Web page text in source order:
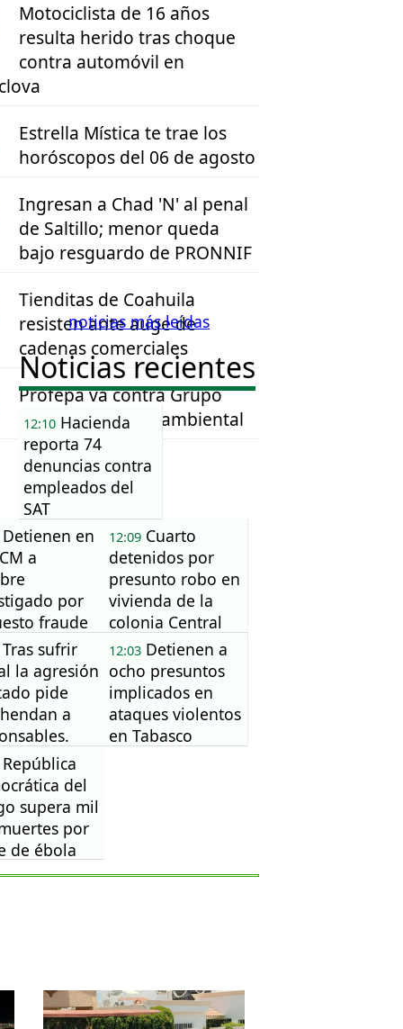
Motociclista de 16 años
resulta herido tras choque
contra automóvil en
Estrella Mística te trae los
horóscopos del 06 de agosto
Ingresan a Chad 'N' al penal
de Saltillo; menor queda
bajo resguardo de PRONNIF
Tienditas de Coahuila
resisten ante auge de
cadenas comerciales
Profepa va contra Grupo
México por daño ambiental
noticias más leídas
Noticias recientes
12:10 Hacienda
reporta 74
denuncias contra
empleados del
SAT
Detienen en
a
por
fraude
12:09Cuarto
detenidos por
presunto robo en
vivienda de la
colonia Central
Tras sufrir
la agresión
pide
a
12:03Detienen a
ocho presuntos
implicados en
ataques violentos
en Tabasco
República
del
supera mil
por
de ébola